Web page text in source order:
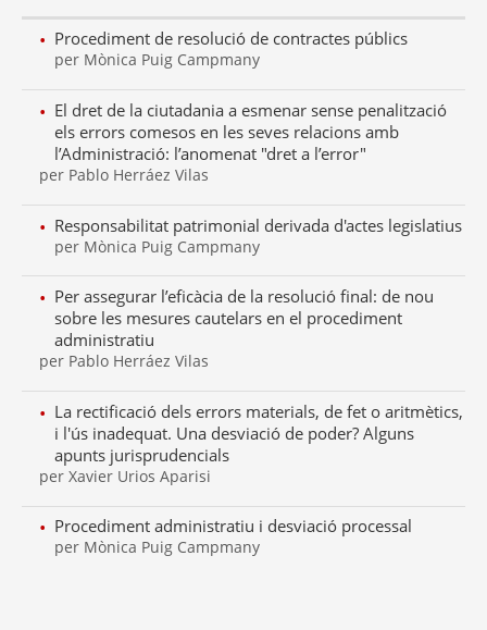
Procediment de resolució de contractes públics
per Mònica Puig Campmany
El dret de la ciutadania a esmenar sense penalització
els errors comesos en les seves relacions amb
l’Administració: l’anomenat "dret a l’error"
per Pablo Herráez Vilas
Responsabilitat patrimonial derivada d'actes legislatius
per Mònica Puig Campmany
Per assegurar l’eficàcia de la resolució final: de nou
sobre les mesures cautelars en el procediment
administratiu
per Pablo Herráez Vilas
La rectificació dels errors materials, de fet o aritmètics,
i l'ús inadequat. Una desviació de poder? Alguns
apunts jurisprudencials
per Xavier Urios Aparisi
Procediment administratiu i desviació processal
per Mònica Puig Campmany